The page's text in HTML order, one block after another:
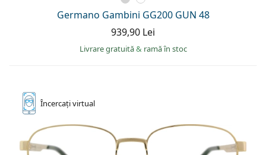
Germano Gambini GG200 GUN 48
939,90 Lei
Livrare gratuită& ramă în stoc
Încercațivirtual